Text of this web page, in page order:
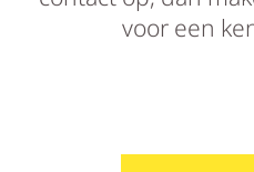
voor een